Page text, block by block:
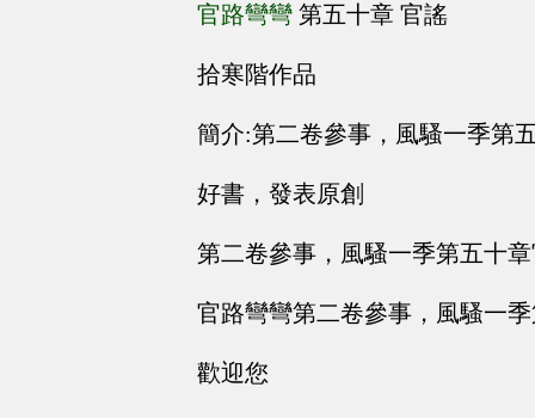
官路彎彎 第五十章 官謠
拾寒階作品
簡介:第二卷參事，風騷一季第
好書，發表原創
第二卷參事，風騷一季第五十
官路彎彎第二卷參事，風騷一
歡迎您